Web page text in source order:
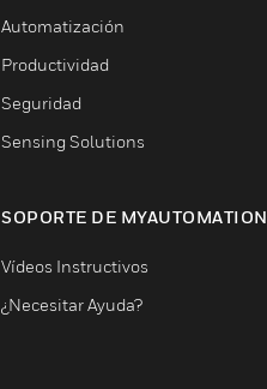
Automatización
Productividad
Seguridad
Sensing Solutions
SOPORTE DE MYAUTOMATION
Vídeos Instructivos
¿Necesitar Ayuda?